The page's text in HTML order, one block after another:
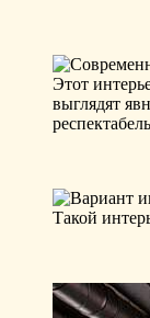
Этот
выглядят
Такой